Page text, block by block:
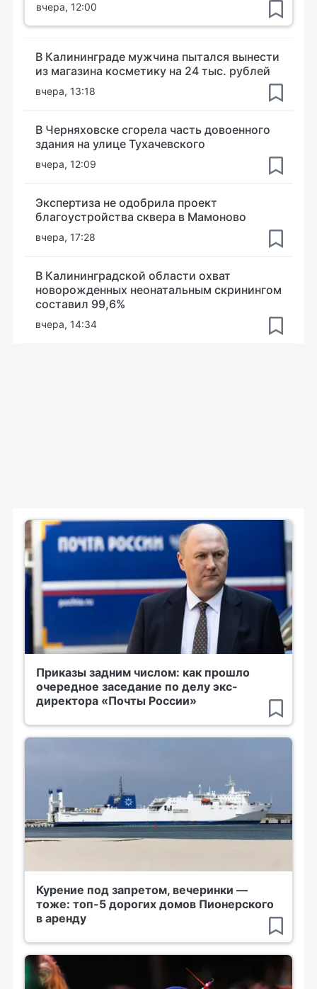
вчера, 12:00
В Калининграде мужчина пытался вынести
из магазина косметику на 24 тыс. рублей
вчера, 13:18
В Черняховске сгорела часть довоенного
здания на улице Тухачевского
вчера, 12:09
Экспертиза не одобрила проект
благоустройства сквера в Мамоново
вчера, 17:28
В Калининградской области охват
новорожденных неонатальным скринингом
составил 99,6%
вчера, 14:34
Приказы задним числом: как прошло
очередное заседание по делу экс-
директора «Почты России»
Курение под запретом, вечеринки —
тоже: топ-5 дорогих домов Пионерского
в аренду